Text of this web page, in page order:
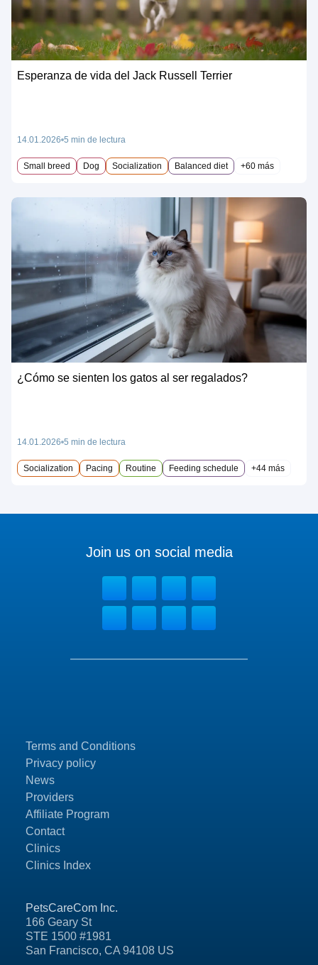
Esperanza de vida del Jack Russell Terrier
14.01.2026 5 min de lectura
Small breed Dog Socialization Balanced diet +60 más
¿Cómo se sienten los gatos al ser regalados?
14.01.2026 5 min de lectura
Socialization Pacing Routine Feeding schedule +44 más
PetsCareCom Inc.
166 Geary St
STE 1500 #1981
San Francisco, CA 94108 US
Terms and Conditions
Privacy policy
News
Providers
Affiliate Program
Contact
Clinics
Clinics Index
Join us on social media